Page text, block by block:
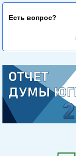
Есть вопрос?